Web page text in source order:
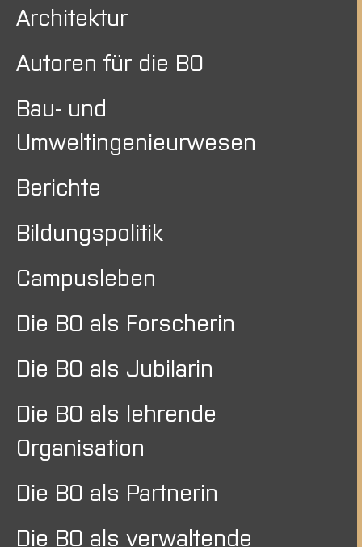
Architektur
Autoren für die BO
Bau- und
Umweltingenieurwesen
Berichte
Bildungspolitik
Campusleben
Die BO als Forscherin
Die BO als Jubilarin
Die BO als lehrende
Organisation
Die BO als Partnerin
Die BO als verwaltende